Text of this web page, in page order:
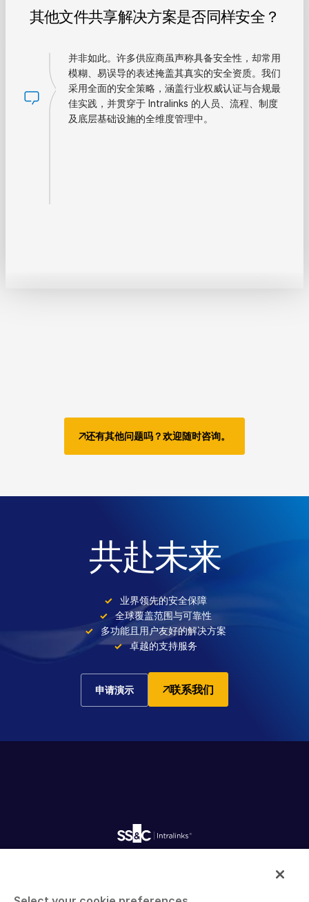
其他文件共享解决方案是否同样安全？
并非如此。许多供应商虽声称具备安全性，却常用
模糊、易误导的表述掩盖其真实的安全资质。我们
采用全面的安全策略，涵盖行业权威认证与合规最
佳实践，并贯穿于 Intralinks 的人员、流程、制度
及底层基础设施的全维度管理中。
还有其他问题吗？欢迎随时咨询。
共赴未来
申请演示 联系我们
业界领先的安全保障
全球覆盖范围与可靠性
多功能且用户友好的解决方案
卓越的支持服务